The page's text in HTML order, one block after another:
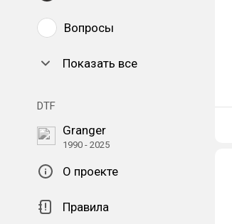
Вопросы
Показать все
DTF
Granger
1990 - 2025
О проекте
Правила